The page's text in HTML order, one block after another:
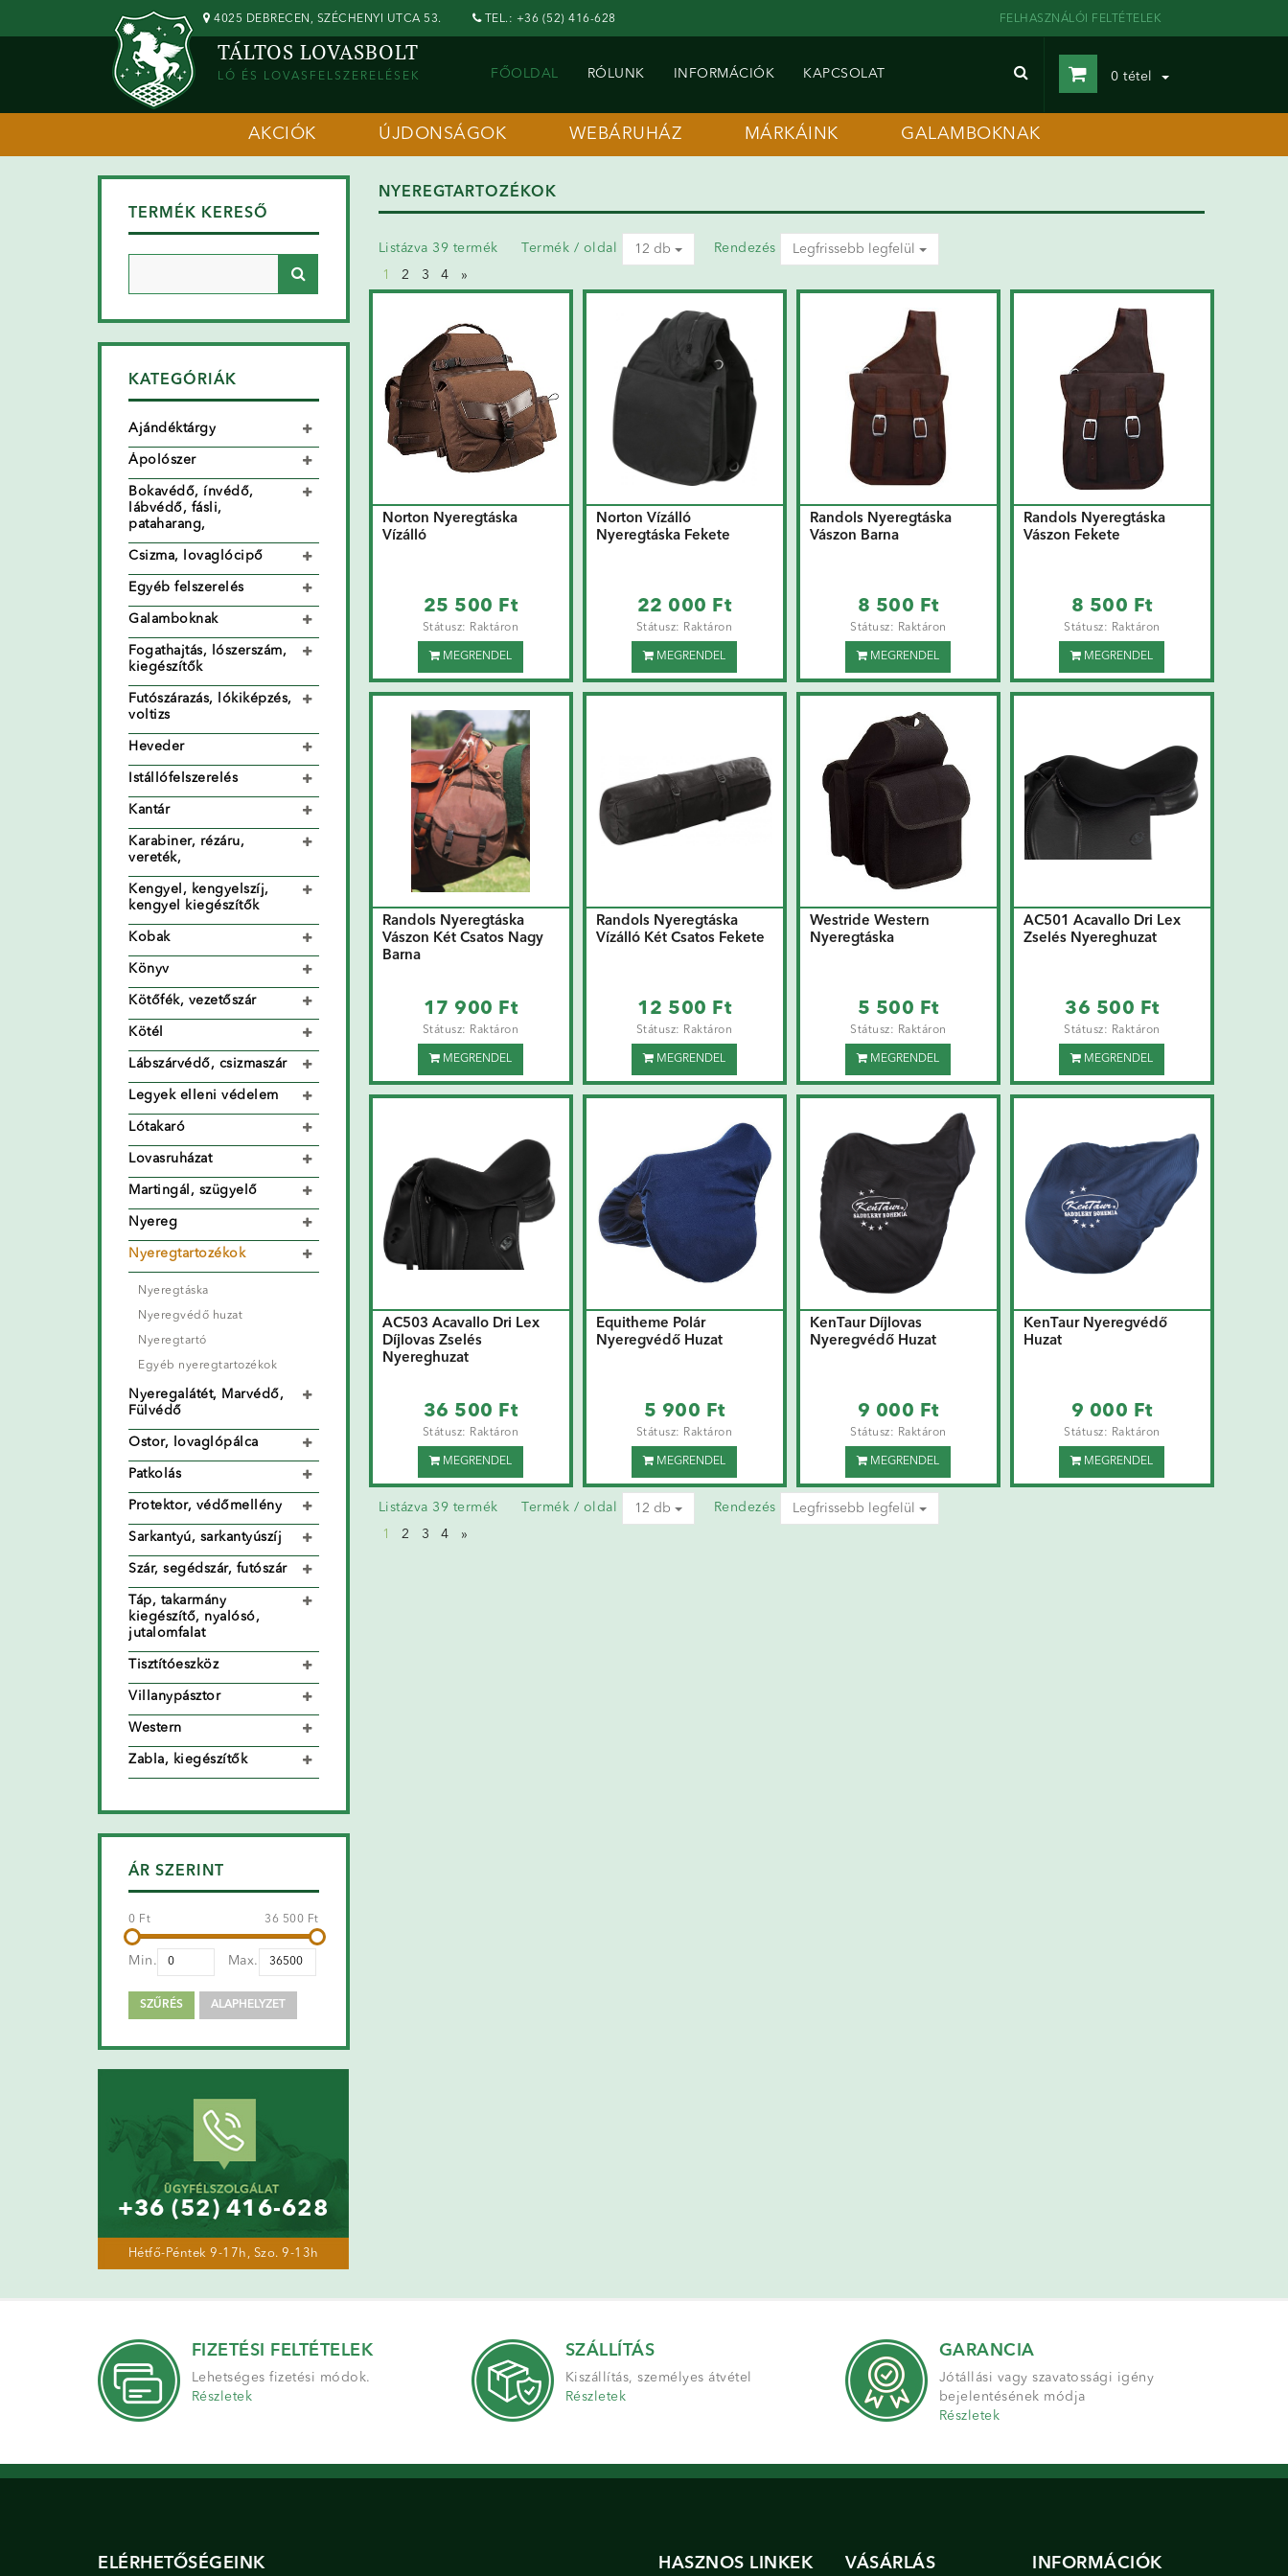
4025 DEBRECEN, SZÉCHENYI UTCA 53. TEL.: +36 (52) 416-628 FELHASZNÁLÓI FELTÉTELEK
TÁLTOS LOVASBOLT
LÓ ÉS LOVASFELSZERELÉSEK FŐOLDAL RÓLUNK INFORMÁCIÓK KAPCSOLAT 0 tétel
AKCIÓK ÚJDONSÁGOK WEBÁRUHÁZ MÁRKÁINK GALAMBOKNAK
TERMÉK KERESŐ
KATEGÓRIÁK
Ajándéktárgy
Ápolószer
Bokavédő, ínvédő,
lábvédő, fásli,
pataharang,
Csizma, lovaglócipő
Egyéb felszerelés
Galamboknak
Fogathajtás, lószerszám,
kiegészítők
Futószárazás, lókiképzés,
voltizs
Heveder
Istállófelszerelés
Kantár
Karabiner, rézáru,
vereték,
Kengyel, kengyelszíj,
kengyel kiegészítők
Kobak
Könyv
Kötőfék, vezetőszár
Kötél
Lábszárvédő, csizmaszár
Legyek elleni védelem
Lótakaró
Lovasruházat
Martingál, szügyelő
Nyereg
Nyeregtartozékok
Nyeregtáska
Nyeregvédő huzat
Nyeregtartó
Egyéb nyeregtartozékok
Nyeregalátét, Marvédő,
Fülvédő
Ostor, lovaglópálca
Patkolás
Protektor, védőmellény
Sarkantyú, sarkantyúszíj
Szár, segédszár, futószár
Táp, takarmány
kiegészítő, nyalósó,
jutalomfalat
Tisztítóeszköz
Villanypásztor
Western
Zabla, kiegészítők
ÁR SZERINT
0 Ft 36 500 Ft
Min. Max.
SZŰRÉS ALAPHELYZET
+36 (52) 416-628
Hétfő-Péntek 9-17h, Szo. 9-13h
NYEREGTARTOZÉKOK
Listázva 39 termék Termék / oldal 12 db Rendezés
Legfrissebb legfelül
1
2 3 4 »
Norton Nyeregtáska
Vízálló
25 500 Ft
Státusz: Raktáron
MEGRENDEL
Norton Vízálló
Nyeregtáska Fekete
22 000 Ft
Státusz: Raktáron
MEGRENDEL
Randols Nyeregtáska
Vászon Barna
8 500 Ft
Státusz: Raktáron
MEGRENDEL
Randols Nyeregtáska
Vászon Fekete
8 500 Ft
Státusz: Raktáron
MEGRENDEL
Randols Nyeregtáska
Vászon Két Csatos Nagy
Barna
17 900 Ft
Státusz: Raktáron
MEGRENDEL
Randols Nyeregtáska
Vízálló Két Csatos Fekete
12 500 Ft
Státusz: Raktáron
MEGRENDEL
Westride Western
Nyeregtáska
5 500 Ft
Státusz: Raktáron
MEGRENDEL
AC501 Acavallo Dri Lex
Zselés Nyereghuzat
36 500 Ft
Státusz: Raktáron
MEGRENDEL
AC503 Acavallo Dri Lex
Díjlovas Zselés
Nyereghuzat
36 500 Ft
Státusz: Raktáron
MEGRENDEL
Equitheme Polár
Nyeregvédő Huzat
5 900 Ft
Státusz: Raktáron
MEGRENDEL
KenTaur Díjlovas
Nyeregvédő Huzat
9 000 Ft
Státusz: Raktáron
MEGRENDEL
KenTaur Nyeregvédő
Huzat
9 000 Ft
Státusz: Raktáron
MEGRENDEL
Listázva 39 termék Termék / oldal 12 db Rendezés
Legfrissebb legfelül
1
2 3 4 »
FIZETÉSI FELTÉTELEK
Lehetséges fizetési módok.
Részletek
SZÁLLÍTÁS
Kiszállítás, személyes átvétel
Részletek
GARANCIA
Jótállási vagy szavatossági igény
bejelentésének módja
Részletek
ELÉRHETŐSÉGEINK HASZNOS LINKEK VÁSÁRLÁS INFORMÁCIÓK